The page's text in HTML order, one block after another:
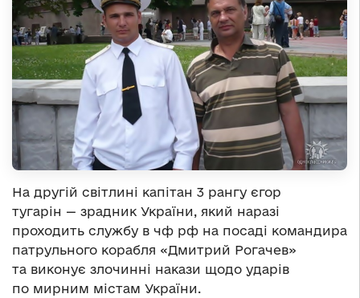
На другій світлині капітан 3 рангу єгор
тугарін — зрадник України, який наразі
проходить службу в чф рф на посаді командира
патрульного корабля «Дмитрий Рогачев»
та виконує злочинні накази щодо ударів
по мирним містам України.